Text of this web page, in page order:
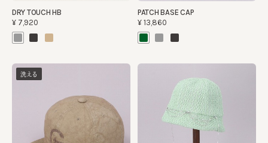
DRY TOUCH HB
¥7,920
PATCH BASE CAP
¥13,860
洗える